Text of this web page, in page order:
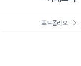
포트폴리오